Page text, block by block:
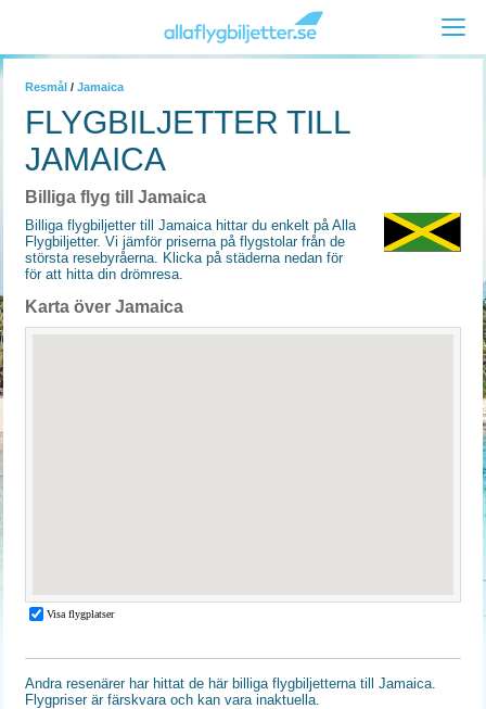
Resmål / Jamaica
FLYGBILJETTER TILL
JAMAICA
Billiga flyg till Jamaica
Billiga flygbiljetter till Jamaica hittar du enkelt på Alla
Flygbiljetter. Vi jämför priserna på flygstolar från de
största resebyråerna. Klicka på städerna nedan för
för att hitta din drömresa.
Karta över Jamaica
Andra resenärer har hittat de här billiga flygbiljetterna till Jamaica.
Flygpriser är färskvara och kan vara inaktuella.